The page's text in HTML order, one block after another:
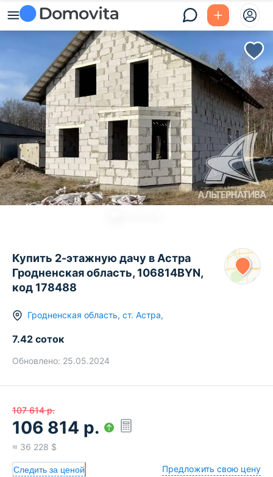
Купить 2-этажную дачу в Астра
Гродненская область, 106814BYN,
код 178488
Гродненская область, ст. Астра,
7.42 соток
Обновлено: 25.05.2024
107 614 р.
106 814 р.
≈ 36 228 $
Следить за ценой Предложить свою цену